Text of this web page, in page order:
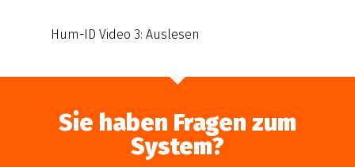
Hum-ID Video 3: Auslesen
Sie haben Fragen zum
System?